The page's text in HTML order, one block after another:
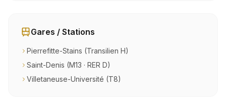
Gares / Stations
Pierrefitte-Stains (Transilien H)
Saint-Denis (M13 · RER D)
Villetaneuse-Université (T8)